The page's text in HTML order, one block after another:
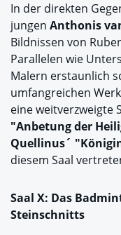
In der direkten
jungen Anthonis
Bildnissen von
Parallelen wie
Malern erstaunlich
umfangreichen
eine weitverzweigte
"Anbetung der
Quellinus´
diesem Saal
Saal X: Das
Steinschnitts